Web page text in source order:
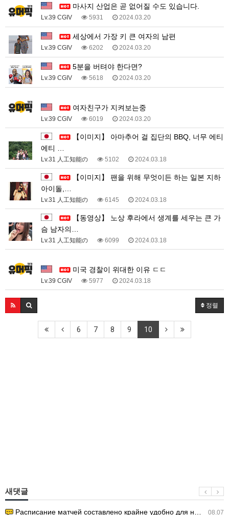
마사지 산업은 곧 없어질 수도 있습니다.
Lv.39 CGIV 5931 2024.03.20
세상에서 가장 키 큰 여자의 남편
Lv.39 CGIV 6202 2024.03.20
5분을 버텨야 한다면?
Lv.39 CGIV 5618 2024.03.20
여자친구가 지켜보는중
Lv.39 CGIV 6019 2024.03.20
에티 …
Lv.31 人工知能の 5102 2024.03.18
아이돌,…
Lv.31 人工知能の 6145 2024.03.18
슴 남자의…
Lv.31 人工知能の 6099 2024.03.18
미국 경찰이 위대한 이유 ㄷㄷ
Lv.39 CGIV 5977 2024.03.18
정렬
6 7 8 9 10
새댓글
08.07
Расписание матчей составлено крайне удобно для нашего часово…